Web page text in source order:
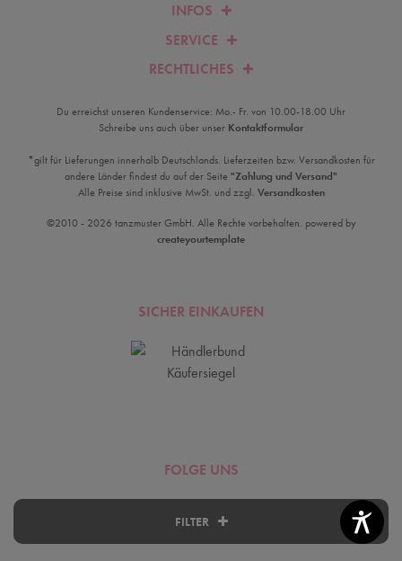
FILTER
INFOS
SERVICE
RECHTLICHES
Du erreichst unseren Kundenservice: Mo.- Fr. von 10.00-18.00 Uhr
Schreibe uns auch über unser Kontaktformular
*gilt für Lieferungen innerhalb Deutschlands. Lieferzeiten bzw. Versandkosten für
andere Länder findest du auf der Seite "Zahlung und Versand"
Alle Preise sind inklusive MwSt. und zzgl. Versandkosten
©2010 - 2026 tanzmuster GmbH. Alle Rechte vorbehalten. powered by
createyourtemplate
SICHER EINKAUFEN
FOLGE UNS